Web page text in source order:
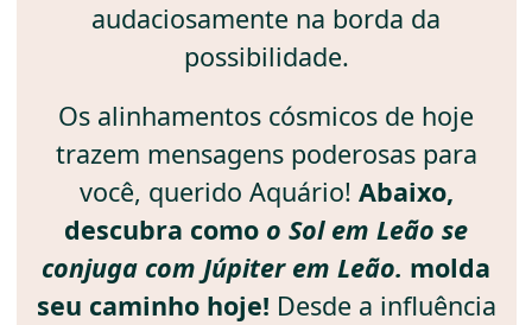
audaciosamente na borda da
possibilidade.
Os alinhamentos cósmicos de hoje
trazem mensagens poderosas para
você, querido Aquário! Abaixo,
descubra como o Sol em Leão se
conjuga com Júpiter em Leão. molda
seu caminho hoje! Desde a influência